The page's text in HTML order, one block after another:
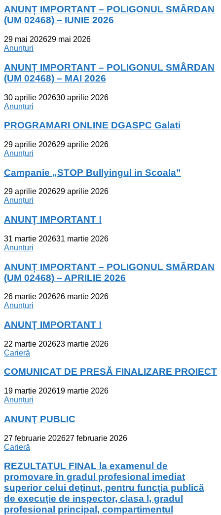
ANUNȚ IMPORTANT – POLIGONUL SMÂRDAN
(UM 02468) – IUNIE 2026
29 mai 202629 mai 2026
Anunțuri
ANUNȚ IMPORTANT – POLIGONUL SMÂRDAN
(UM 02468) – MAI 2026
30 aprilie 202630 aprilie 2026
Anunțuri
PROGRAMARI ONLINE DGASPC Galati
29 aprilie 202629 aprilie 2026
Anunțuri
Campanie „STOP Bullyingul in Scoala”
29 aprilie 202629 aprilie 2026
Anunțuri
ANUNŢ IMPORTANT !
31 martie 202631 martie 2026
Anunțuri
ANUNȚ IMPORTANT – POLIGONUL SMÂRDAN
(UM 02468) – APRILIE 2026
26 martie 202626 martie 2026
Anunțuri
ANUNŢ IMPORTANT !
22 martie 202623 martie 2026
Carieră
COMUNICAT DE PRESĂ FINALIZARE PROIECT
19 martie 202619 martie 2026
Anunțuri
ANUNŢ PUBLIC
27 februarie 202627 februarie 2026
Carieră
REZULTATUL FINAL la examenul de
promovare în gradul profesional imediat
superior celui deținut, pentru funcția publică
de execuție de inspector, clasa I, gradul
profesional principal, compartimentul